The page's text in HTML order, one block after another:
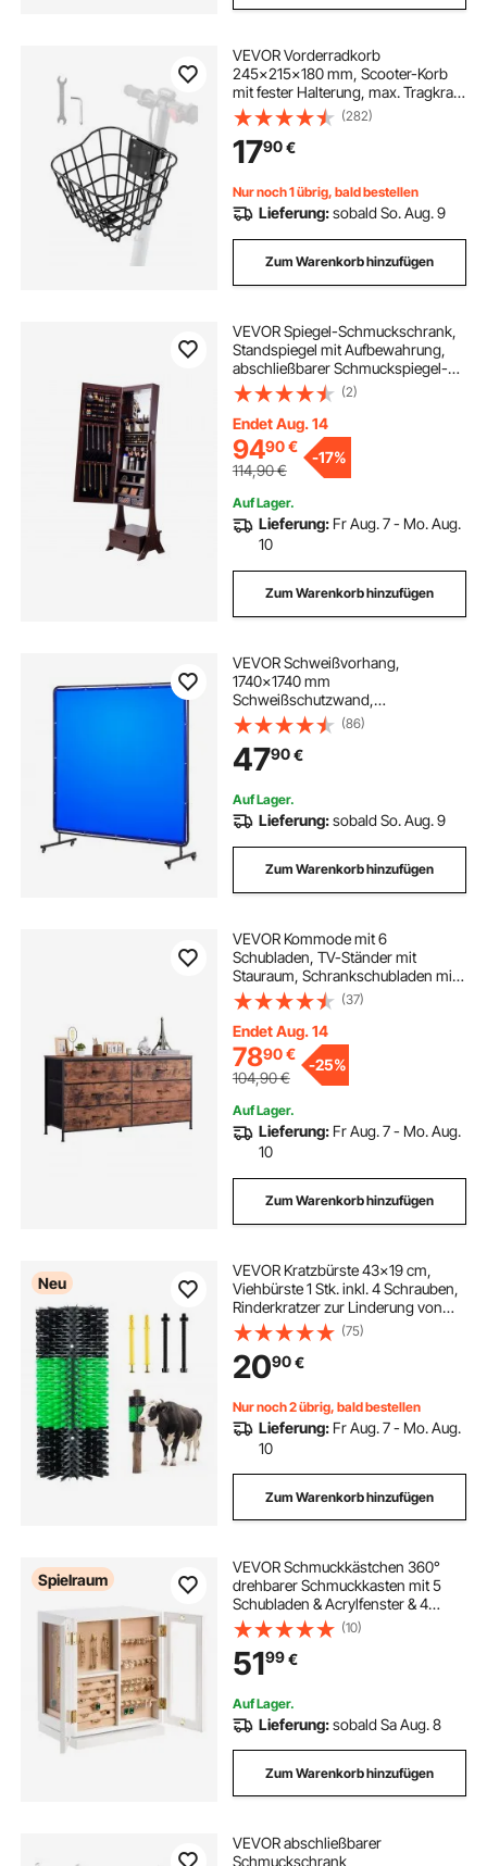
VEVOR Vorderradkorb
245x215x180 mm, Scooter-Korb
mit fester Halterung, max. Tragkraft
9 kg, Lenkerkorb aus massivem
Stahl,
Kinderfahrradkorb/Erwachsenenfa
hrradkorb/Knie-Elektroroller-
Zubehör
(282)
1790€
Nur noch 1 übrig, bald bestellen
Lieferung:sobald So. Aug. 9
Zum Warenkorb hinzufügen
VEVOR Spiegel-Schmuckschrank,
Standspiegel mit Aufbewahrung,
abschließbarer Schmuckspiegel-
Organizer mit Ganzkörperspiegel &
Samtfutter & LED-Innenbeleuchtung
& Schublade, Schmuckschrank
Braun
(2)
Endet Aug. 14
9490€
114,90€
-17%
Auf Lager.
Lieferung: Fr Aug. 7 - Mo. Aug.
10
Zum Warenkorb hinzufügen
VEVOR Schweißvorhang,
1740x1740 mm
Schweißschutzwand,
flammhemmende Vinyl-
Schweißschutzwand mit
feststellbaren Schwenkrädern und
6-stufigem UV-Schutz für
Werkstatt-/Industrieeinsatz, Blau
(86)
4790€
Auf Lager.
Lieferung:sobald So. Aug. 9
Zum Warenkorb hinzufügen
VEVOR Kommode mit 6
Schubladen, TV-Ständer mit
Stauraum, Schrankschubladen mit
stabilem Stahlrahmen, Stoff-
Aufbewahrungsturm für
Schlafzimmer Flur Schrank,
rustikales Braun
(37)
Endet Aug. 14
7890€
104,90€
-25%
Auf Lager.
Lieferung: Fr Aug. 7 - Mo. Aug.
10
Zum Warenkorb hinzufügen
Neu
VEVOR Kratzbürste 43x19 cm,
Viehbürste 1 Stk. inkl. 4 Schrauben,
Rinderkratzer zur Linderung von
Rückenjucken, Massage-& Pflege-
Kratzwerkzeug für Pferde, Rinder,
Schafe & Schweine, Grün &
Schwarz
(75)
2090€
Nur noch 2 übrig, bald bestellen
Lieferung: Fr Aug. 7 - Mo. Aug.
10
Zum Warenkorb hinzufügen
Spielraum
VEVOR Schmuckkästchen 360°
drehbarer Schmuckkasten mit 5
Schubladen & Acrylfenster & 4
Halskettenhaken auf jeder Seite,
Aufbewahrungskoffer mit
Metallgriffen, Bodenpolster &
weichem Samtfutter weiß
(10)
5199€
Auf Lager.
Lieferung:sobald Sa Aug. 8
Zum Warenkorb hinzufügen
VEVOR abschließbarer
Schmuckschrank